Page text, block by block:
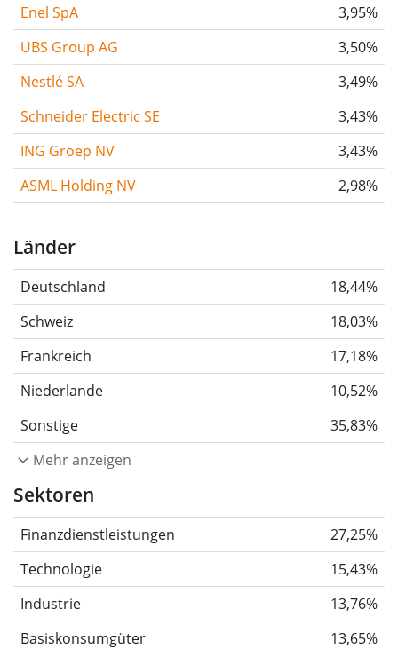
Enel SpA
3,95%
UBS Group AG
3,50%
Nestlé SA
3,49%
Schneider Electric SE
3,43%
ING Groep NV
3,43%
ASML Holding NV
2,98%
Länder
Deutschland
18,44%
Schweiz
18,03%
Frankreich
17,18%
Niederlande
10,52%
Sonstige
35,83%
Mehr anzeigen
Sektoren
Finanzdienstleistungen
27,25%
Technologie
15,43%
Industrie
13,76%
Basiskonsumgüter
13,65%